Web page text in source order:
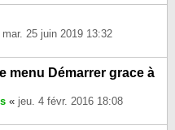
mar. 25 juin 2019 13:32
menu Démarrer grace à
« jeu. 4 févr. 2016 18:08